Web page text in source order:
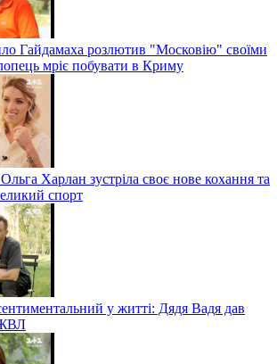
Гайдамаха розлютив "Московію" своїми
мріє побувати в Криму
Харлан зустріла своє нове кохання та
спорт
у житті: Дядя Вадя дав
ЖВЛ